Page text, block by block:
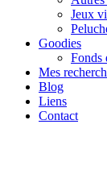
Jeux
Goodies
Fonds
Mes
Blog
Liens
Contact